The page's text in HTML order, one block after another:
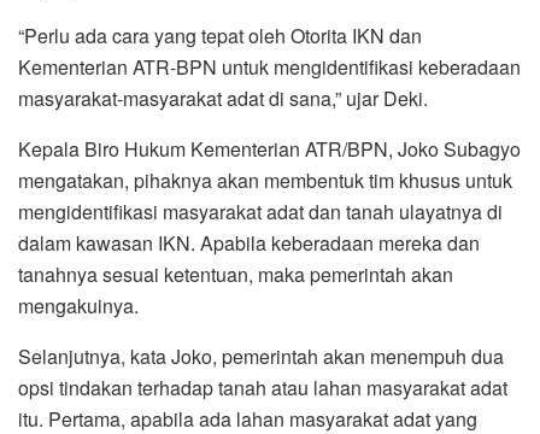
“Perlu ada cara yang tepat oleh Otorita IKN dan
Kementerian ATR-BPN untuk mengidentifikasi keberadaan
masyarakat-masyarakat adat di sana,” ujar Deki.
Kepala Biro Hukum Kementerian ATR/BPN, Joko Subagyo
mengatakan, pihaknya akan membentuk tim khusus untuk
mengidentifikasi masyarakat adat dan tanah ulayatnya di
dalam kawasan IKN. Apabila keberadaan mereka dan
tanahnya sesuai ketentuan, maka pemerintah akan
mengakuinya.
Selanjutnya, kata Joko, pemerintah akan menempuh dua
opsi tindakan terhadap tanah atau lahan masyarakat adat
itu. Pertama, apabila ada lahan masyarakat adat yang